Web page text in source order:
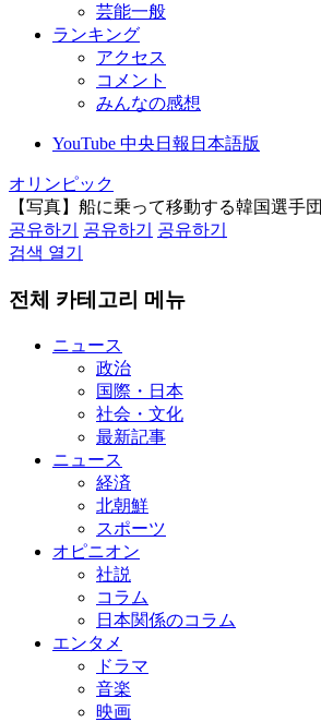
芸能一般
ランキング
アクセス
コメント
みんなの感想
YouTube 中央日報日本語版
オリンピック
【写真】船に乗って移動する韓国選手団
공유하기
공유하기
공유하기
검색 열기
전체 카테고리 메뉴
ニュース
政治
国際・日本
社会・文化
最新記事
ニュース
経済
北朝鮮
スポーツ
オピニオン
社説
コラム
日本関係のコラム
エンタメ
ドラマ
音楽
映画